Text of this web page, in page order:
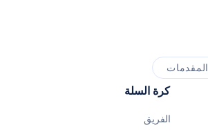
المقدمات
كرة السلة
الفريق